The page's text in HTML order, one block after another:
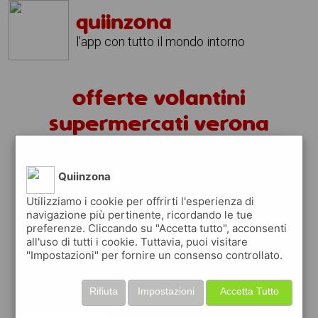
quiinzona
l'app con tutto il mondo intorno
offerte volantini
supermercati verona
sfogliagratisi volantinidei supermercati a
veronain modofaciledal tuo cellulare
grazie ai volantini nella città diverona
Quiinzona
Utilizziamo i cookie per offrirti l'esperienza di
navigazione più pertinente, ricordando le tue
preferenze. Cliccando su "Accetta tutto", acconsenti
all'uso di tutti i cookie. Tuttavia, puoi visitare
"Impostazioni" per fornire un consenso controllato.
Accetta Tutto
Impostazioni
Rifiuta